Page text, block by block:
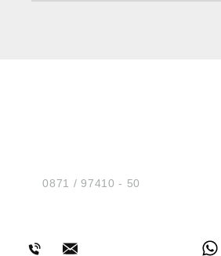
Tel.:0871 / 97410 - 50